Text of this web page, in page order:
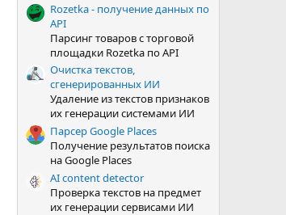
Rozetka - получение данных по
API
Парсинг товаров с торговой
площадки Rozetka по API
Очистка текстов,
сгенерированных ИИ
Удаление из текстов признаков
их генерации системами ИИ
Парсер Google Places
Получение результатов поиска
на Google Places
AI content detector
Проверка текстов на предмет
их генерации сервисами ИИ